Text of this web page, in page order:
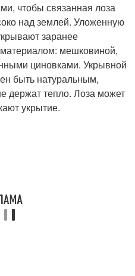
чтобы связанная лоза
над землей. Уложенную
заранее
мешковиной,
циновками. Укрывной
быть натуральным,
держат тепло. Лоза может
укрытие.